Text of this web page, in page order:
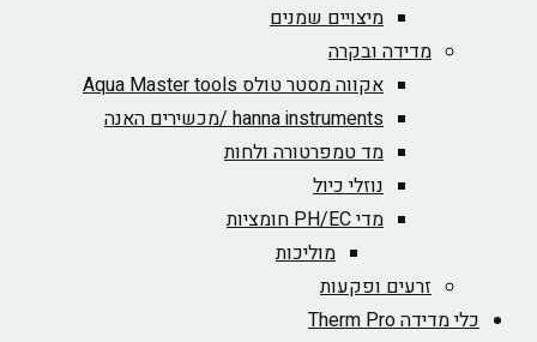
מיצויים שמנים
מדידה ובקרה
אקווה מסטר טולס Aqua Master tools
hanna instruments /מכשירים האנה
מד טמפרטורה ולחות
נוזלי כיול
מדי PH/EC חומציות
מוליכות
זרעים ופקעות
כלי מדידה Therm Pro